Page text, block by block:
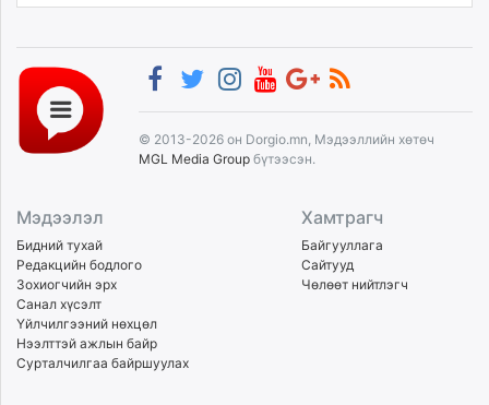
© 2013-2026 он Dorgio.mn, Мэдээллийн хөтөч
MGL Media Group бүтээсэн.
Мэдээлэл
Бидний тухай
Редакцийн бодлого
Зохиогчийн эрх
Санал хүсэлт
Үйлчилгээний нөхцөл
Нээлттэй ажлын байр
Сурталчилгаа байршуулах
Хамтрагч
Байгууллага
Сайтууд
Чөлөөт нийтлэгч